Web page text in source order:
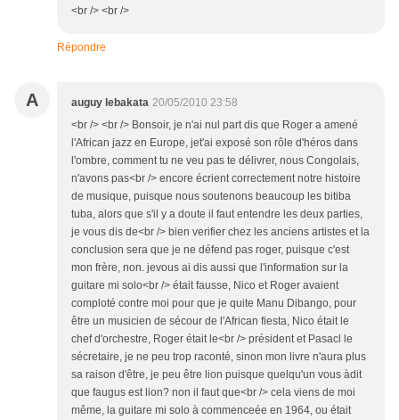
<br /> <br />
Répondre
A auguy lebakata 20/05/2010 23:58
<br /> <br /> Bonsoir, je n'ai nul part dis que Roger a amené
l'African jazz en Europe, jet'ai exposé son rôle d'héros dans
l'ombre, comment tu ne veu pas te délivrer, nous Congolais,
n'avons pas<br /> encore écrient correctement notre histoire
de musique, puisque nous soutenons beaucoup les bitiba
tuba, alors que s'il y a doute il faut entendre les deux parties,
je vous dis de<br /> bien verifier chez les anciens artistes et la
conclusion sera que je ne défend pas roger, puisque c'est
mon frère, non. jevous ai dis aussi que l'information sur la
guitare mi solo<br /> était fausse, Nico et Roger avaient
comploté contre moi pour que je quite Manu Dibango, pour
être un musicien de sécour de l'African fiesta, Nico était le
chef d'orchestre, Roger était le<br /> président et Pasacl le
sécretaire, je ne peu trop raconté, sinon mon livre n'aura plus
sa raison d'être, je peu être lion puisque quelqu'un vous àdit
que faugus est lion? non il faut que<br /> cela viens de moi
même, la guitare mi solo à commenceée en 1964, ou était